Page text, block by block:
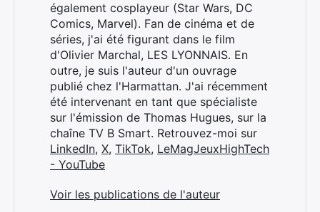
également cosplayeur (Star Wars, DC
Comics, Marvel). Fan de cinéma et de
séries, j'ai été figurant dans le film
d'Olivier Marchal, LES LYONNAIS. En
outre, je suis l'auteur d'un ouvrage
publié chez l'Harmattan. J'ai récemment
été intervenant en tant que spécialiste
sur l'émission de Thomas Hugues, sur la
chaîne TV B Smart. Retrouvez-moi sur
LinkedIn, X, TikTok, LeMagJeuxHighTech
- YouTube
Voir les publications de l'auteur